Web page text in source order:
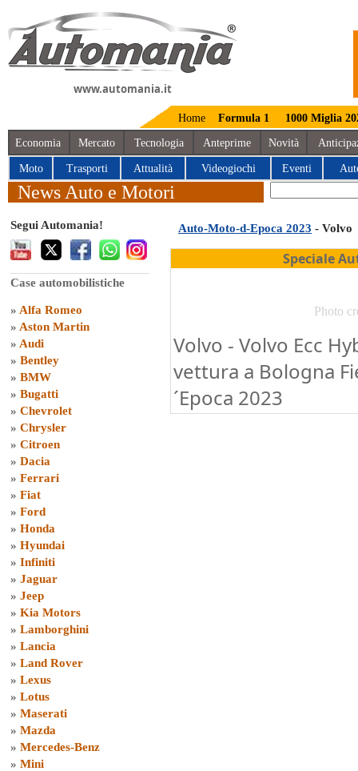
www.automania.it
Home Formula 1 1000 Miglia
Economia Mercato Tecnologia Anteprime Novità
Moto Trasporti Attualità Videogiochi Eventi
News Auto e Motori
Segui Automania!
Case automobilistiche
» Alfa Romeo
» Aston Martin
» Audi
» Bentley
» BMW
» Bugatti
» Chevrolet
» Chrysler
» Citroen
» Dacia
» Ferrari
» Fiat
» Ford
» Honda
» Hyundai
» Infiniti
» Jaguar
» Jeep
» Kia Motors
» Lamborghini
» Lancia
» Land Rover
» Lexus
» Lotus
» Maserati
» Mazda
» Mercedes-Benz
» Mini
Auto-Moto-d-Epoca 2023 - Volvo
Speciale
Photo
Volvo - Volvo Ecc
vettura a Bologna
´Epoca 2023